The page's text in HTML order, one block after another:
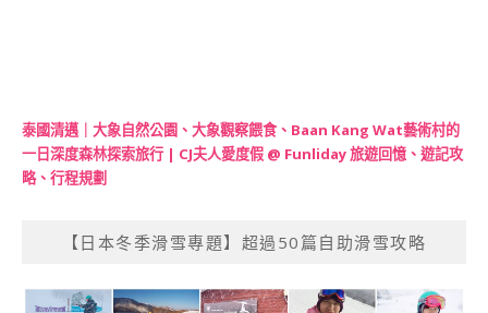
泰國清邁｜大象自然公園、大象觀察餵食、Baan Kang Wat藝術村的
一日深度森林探索旅行 | CJ夫人愛度假 @ Funliday 旅遊回憶、遊記攻
略、行程規劃
【日本冬季滑雪專題】超過50篇自助滑雪攻略